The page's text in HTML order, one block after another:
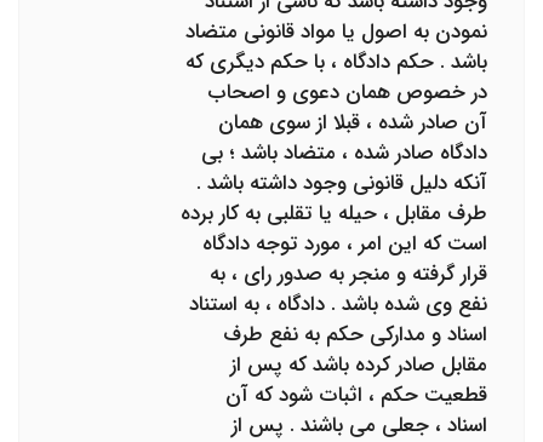
نمودن به اصول یا مواد قانونی متضاد
باشد . حکم دادگاه ، با حکم دیگری که
در خصوص همان دعوی و اصحاب
آن صادر شده ، قبلا از سوی همان
دادگاه صادر شده ، متضاد باشد ؛ بی
آنکه دلیل قانونی وجود داشته باشد .
طرف مقابل ، حیله یا تقلبی به کار برده
است که این امر ، مورد توجه دادگاه
قرار گرفته و منجر به صدور رای ، به
نفع وی شده باشد . دادگاه ، به استناد
اسناد و مدارکی حکم به نفع طرف
مقابل صادر کرده باشد که پس از
قطعیت حکم ، اثبات شود که آن
اسناد ، جعلی می باشند . پس از